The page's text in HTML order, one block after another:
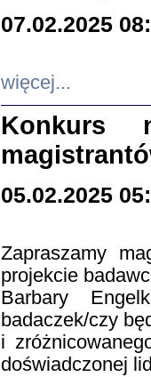
07.02.2025
więcej...
Konkurs
05.02.2025
Zapraszamy
projekcie
Barbary
badaczek/czy
i
doświadczonej